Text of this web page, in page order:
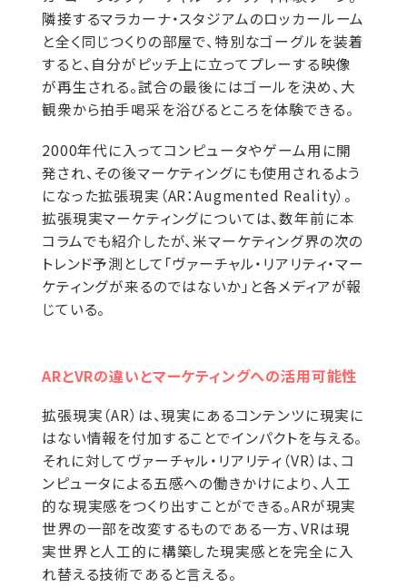
隣接するマラカーナ・スタジアムのロッカールーム
と全く同じつくりの部屋で、特別なゴーグルを装着
すると、自分がピッチ上に立ってプレーする映像
が再生される。試合の最後にはゴールを決め、大
観衆から拍手喝采を浴びるところを体験できる。
2000年代に入ってコンピュータやゲーム用に開
発され、その後マーケティングにも使用されるよう
になった拡張現実（AR：Augmented Reality）。
拡張現実マーケティングについては、数年前に本
コラムでも紹介したが、米マーケティング界の次の
トレンド予測として「ヴァーチャル・リアリティ・マー
ケティングが来るのではないか」と各メディアが報
じている。
ARとVRの違いとマーケティングへの活用可能性
拡張現実（AR）は、現実にあるコンテンツに現実に
はない情報を付加することでインパクトを与える。
それに対してヴァーチャル・リアリティ（VR）は、コ
ンピュータによる五感への働きかけにより、人工
的な現実感をつくり出すことができる。ARが現実
世界の一部を改変するものである一方、VRは現
実世界と人工的に構築した現実感とを完全に入
れ替える技術であると言える。